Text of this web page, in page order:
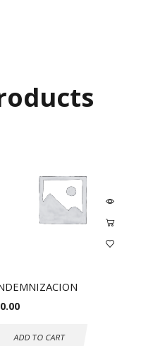
0.00
ADD TO CART